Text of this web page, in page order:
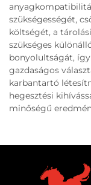
szükségességét,
költségét, a
szükséges
bonyolultságát,
gazdaságos
karbantartó
hegesztési
minőségű